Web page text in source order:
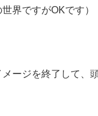
界ですがOKです）
ージを終了して、